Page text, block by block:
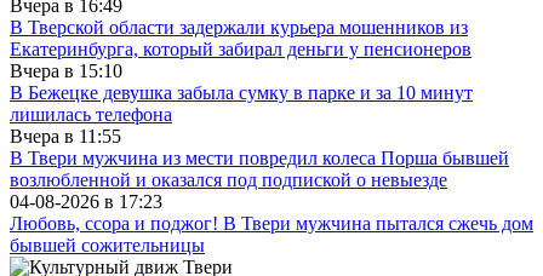
Вчера в 16:49
В Тверской области задержали курьера мошенников из
Екатеринбурга, который забирал деньги у пенсионеров
Вчера в 15:10
В Бежецке девушка забыла сумку в парке и за 10 минут
лишилась телефона
Вчера в 11:55
В Твери мужчина из мести повредил колеса Порша бывшей
возлюбленной и оказался под подпиской о невыезде
04-08-2026 в 17:23
Любовь, ссора и поджог! В Твери мужчина пытался сжечь дом
бывшей сожительницы